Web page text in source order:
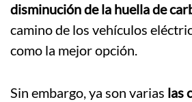
disminución de la huella de
camino de los vehículos
como la mejor opción.
Sin embargo, ya son varias las